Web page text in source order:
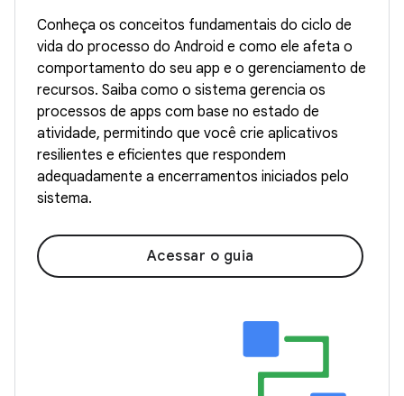
Conheça os conceitos fundamentais do ciclo de
vida do processo do Android e como ele afeta o
comportamento do seu app e o gerenciamento de
recursos. Saiba como o sistema gerencia os
processos de apps com base no estado de
atividade, permitindo que você crie aplicativos
resilientes e eficientes que respondem
adequadamente a encerramentos iniciados pelo
sistema.
Acessar o guia